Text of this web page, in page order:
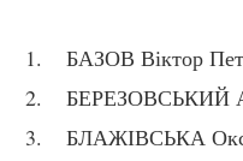
БАЗОВ Віктор
БЕРЕЗОВСЬКИЙ
БЛАЖІВСЬКА